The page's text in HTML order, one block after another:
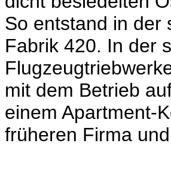
So entstand in der
Fabrik 420. In der
mit dem Betrieb
einem Apartment-
früheren Firma